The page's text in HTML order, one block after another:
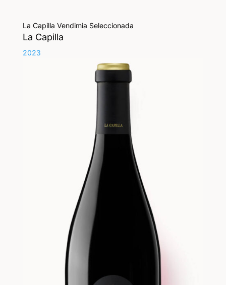
La Capilla Vendimia Seleccionada
La Capilla
2023